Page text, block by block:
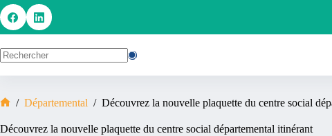
/ Départemental / Découvrez la nouvelle plaquette du centre social
Découvrez la nouvelle plaquette du centre social départemental itinérant